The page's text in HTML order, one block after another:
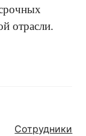
отрасли.
Сотрудники